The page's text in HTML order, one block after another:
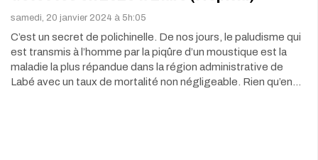
samedi, 20 janvier 2024 à 5h:05
C’est un secret de polichinelle. De nos jours, le paludisme qui
est transmis à l’homme par la piqûre d’un moustique est la
maladie la plus répandue dans la région administrative de
Labé avec un taux de mortalité non négligeable. Rien qu’en…